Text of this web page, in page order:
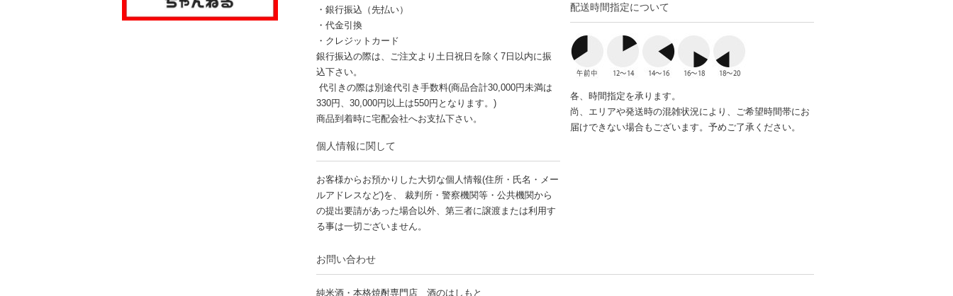
・銀行振込（先払い）
・代金引換
・クレジットカード
銀行振込の際は、ご注文より土日祝日を除く7日以内に振
込下さい。
代引きの際は別途代引き手数料(商品合計30,000円未満は
330円、30,000円以上は550円となります。)
商品到着時に宅配会社へお支払下さい。
個人情報に関して
お客様からお預かりした大切な個人情報(住所・氏名・メー
ルアドレスなど)を、 裁判所・警察機関等・公共機関から
の提出要請があった場合以外、第三者に譲渡または利用す
る事は一切ございません。
配送時間指定について
各、時間指定を承ります。
尚、エリアや発送時の混雑状況により、ご希望時間帯にお
届けできない場合もございます。予めご了承ください。
お問い合わせ
純米酒・本格焼酎専門店 酒のはしもと